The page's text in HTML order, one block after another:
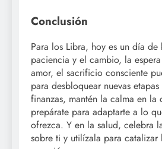
Conclusión
Para los Libra, hoy es un día de
paciencia y el cambio, la
amor, el sacrificio consciente
para desbloquear nuevas
finanzas, mantén la calma en
prepárate para adaptarte a lo
ofrezca. Y en la salud, celebra
sobre ti y utilízala para catalizar